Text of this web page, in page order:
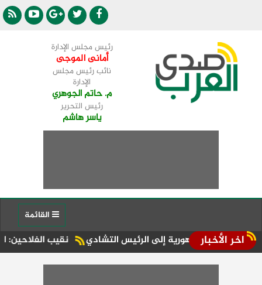
رئيس مجلس الإدارة
أمانى الموجى
نائب رئيس مجلس
الإدارة
م. حاتم الجوهري
رئيس التحرير
ياسر هاشم
اخر الأخبار نقيب الفلاحين: الإبل رغم أهميتها الكبيرة إلى الرئيس التشادي